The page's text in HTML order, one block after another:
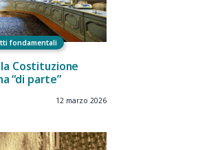
fondamentali
Costituzione
“di parte”
12 marzo 2026